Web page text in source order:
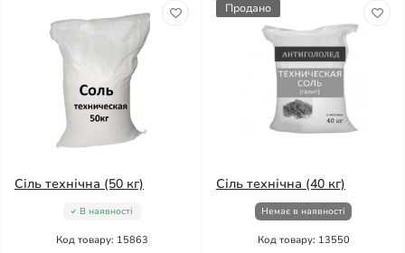
Сіль технічна (50 кг)
В наявності
Код товару: 15863
Продано
Сіль технічна (40 кг)
Немає в наявності
Код товару: 13550